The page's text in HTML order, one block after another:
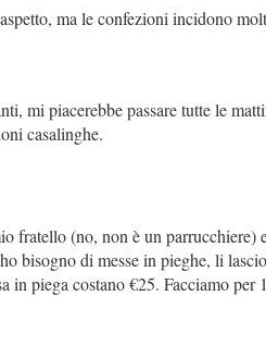
ma le confezioni incidono
mi piacerebbe passare tutte le
casalinghe.
fratello (no, non è un parrucchiere)
bisogno di messe in pieghe, li
piega costano €25. Facciamo per